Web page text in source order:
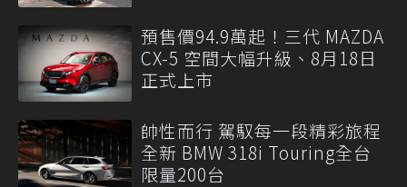
預售價94.9萬起！三代 MAZDA
CX-5 空間大幅升級、8月18日
正式上市
帥性而行 駕馭每一段精彩旅程
全新 BMW 318i Touring全台
限量200台